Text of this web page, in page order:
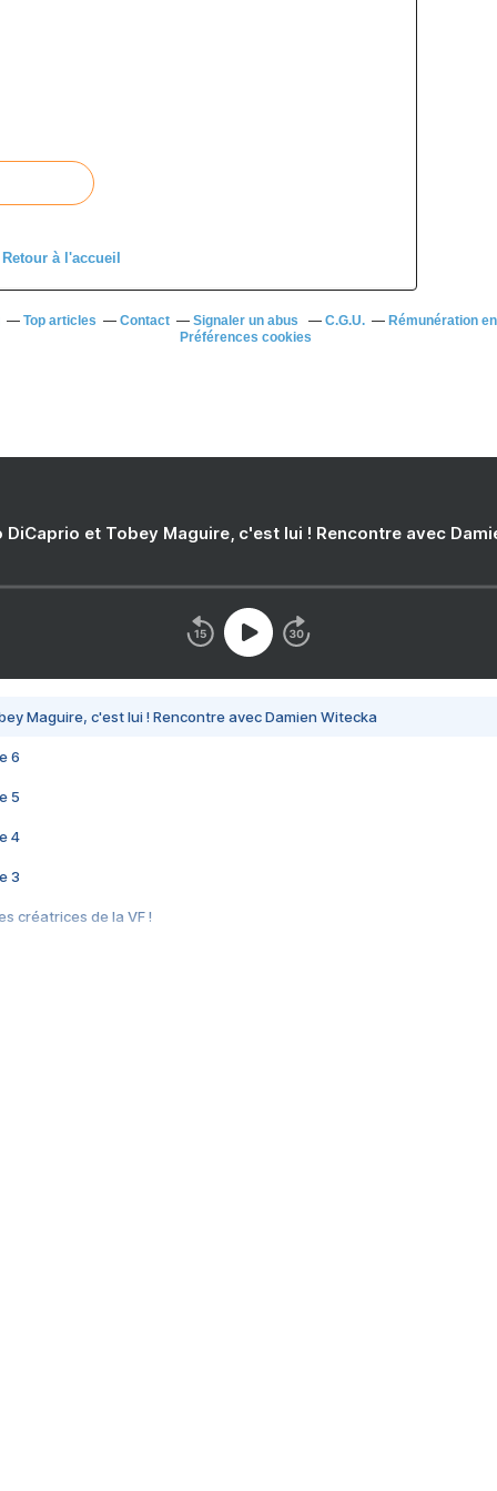
Retour à l'accueil
Top articles Contact Signaler un abus C.G.U. Rémunération
Préférences cookies
DiCaprio et Tobey Maguire, c'est lui ! Rencontre avec
Maguire, c'est lui ! Rencontre avec Damien Witecka
6
5
4
3
créatrices de la VF !